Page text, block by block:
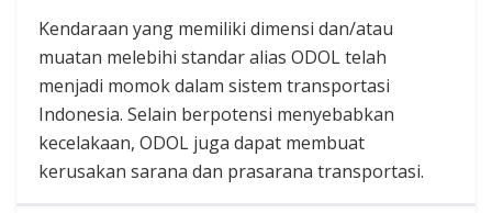
Kendaraan yang memiliki dimensi dan/atau
muatan melebihi standar alias ODOL telah
menjadi momok dalam sistem transportasi
Indonesia. Selain berpotensi menyebabkan
kecelakaan, ODOL juga dapat membuat
kerusakan sarana dan prasarana transportasi.